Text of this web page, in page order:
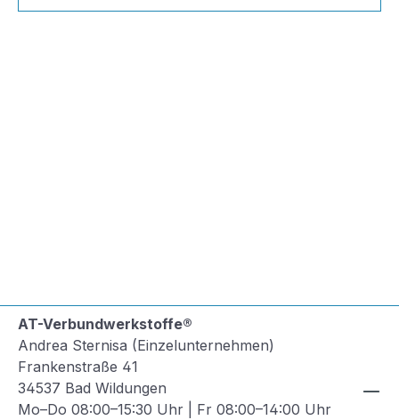
AT-Verbundwerkstoffe®
Andrea Sternisa (Einzelunternehmen)
Frankenstraße 41
34537 Bad Wildungen
Mo–Do 08:00–15:30 Uhr | Fr 08:00–14:00 Uhr